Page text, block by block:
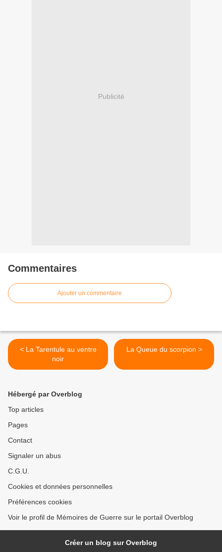
Publicité
Commentaires
Ajouter un commentaire
< La Tarentule au ventre
noir
La Queue du scorpion >
Hébergé par Overblog
Top articles
Pages
Contact
Signaler un abus
C.G.U.
Cookies et données personnelles
Préférences cookies
Voir le profil de Mémoires de Guerre sur le portail Overblog
Créer un blog sur Overblog